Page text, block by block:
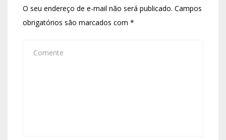
O seu endereço de e-mail não será publicado. Campos
obrigatórios são marcados com *